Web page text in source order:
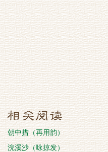
朝中措（再用韵）
浣溪沙（咏掠发）